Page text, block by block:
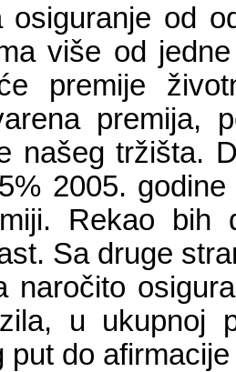
osiguranje od
više od
premije
premija,
našeg tržišta.
2005.
Rekao bih
Sa druge
naročito
u ukupnoj
put do